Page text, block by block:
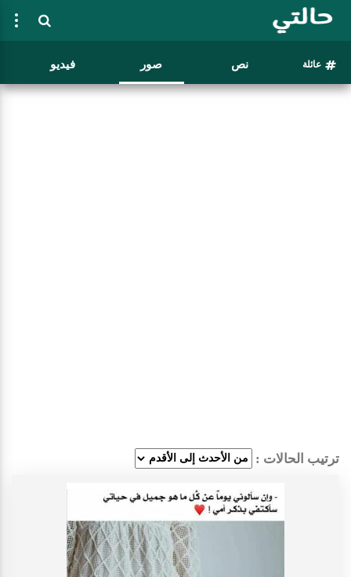
عائلة نص صور فيديو
ترتيب الحالات :